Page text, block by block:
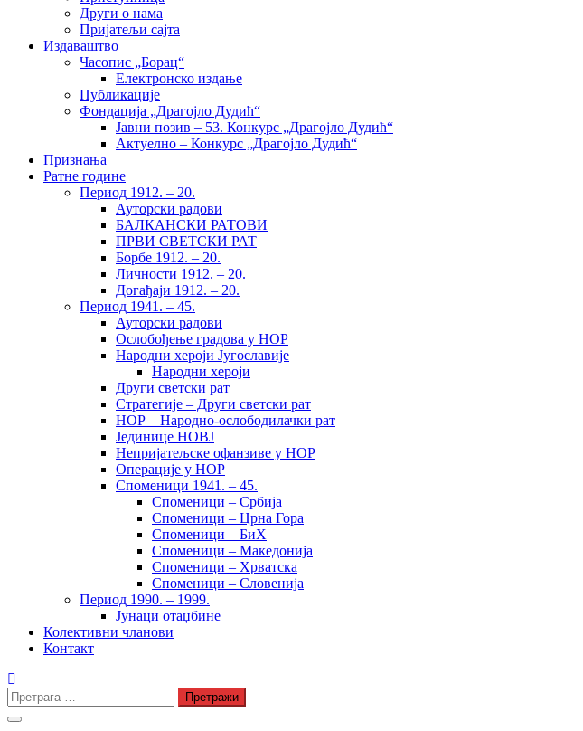
Други о нама
Пријатељи сајта
Издаваштво
Часопис „Борац“
Електронско издање
Публикације
Фондација „Драгојло Дудић“
Јавни позив – 53. Конкурс „Драгојло Дудић“
Актуелно – Конкурс „Драгојло Дудић“
Признања
Ратне године
Период 1912. – 20.
Ауторски радови
БАЛКАНСКИ РАТОВИ
ПРВИ СВЕТСКИ РАТ
Борбе 1912. – 20.
Личности 1912. – 20.
Догађаји 1912. – 20.
Период 1941. – 45.
Ауторски радови
Ослобођење градова у НОР
Народни хероји Југославије
Народни хероји
Други светски рат
Стратегије – Други светски рат
НОР – Народно-ослободилачки рат
Јединице НОВЈ
Непријатељске офанзиве у НОР
Операције у НОР
Споменици 1941. – 45.
Споменици – Србија
Споменици – Црна Гора
Споменици – БиХ
Споменици – Македонија
Споменици – Хрватска
Споменици – Словенија
Период 1990. – 1999.
Јунаци отаџбине
Колективни чланови
Контакт
Претрага
за: